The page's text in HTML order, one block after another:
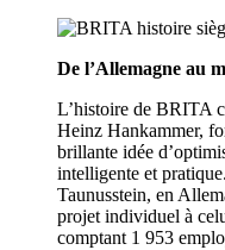
De l’Allemagne au
L’histoire de BRITA
Heinz Hankammer,
brillante idée
intelligente et
Taunusstein, en
projet individuel à
comptant 1 953